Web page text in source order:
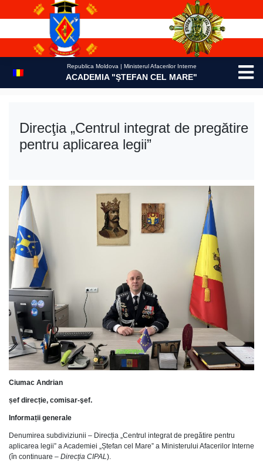
Republica Moldova | Ministerul Afacerilor Interne
ACADEMIA "ŞTEFAN CEL MARE"
Direcţia „Centrul integrat de pregătire
pentru aplicarea legii”
Ciumac Andrian
șef direcție, comisar-şef.
Informații generale
Denumirea subdiviziunii – Direcția „Centrul integrat de pregătire pentru
aplicarea legii” a Academiei „Ștefan cel Mare” a Ministerului Afacerilor Interne
(în continuare – Direcția CIPAL ).